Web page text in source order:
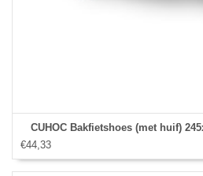
CUHOC Bakfietshoes (met huif)
€44,33